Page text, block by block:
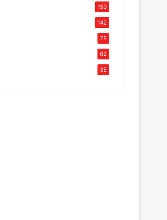
159
142
78
62
35